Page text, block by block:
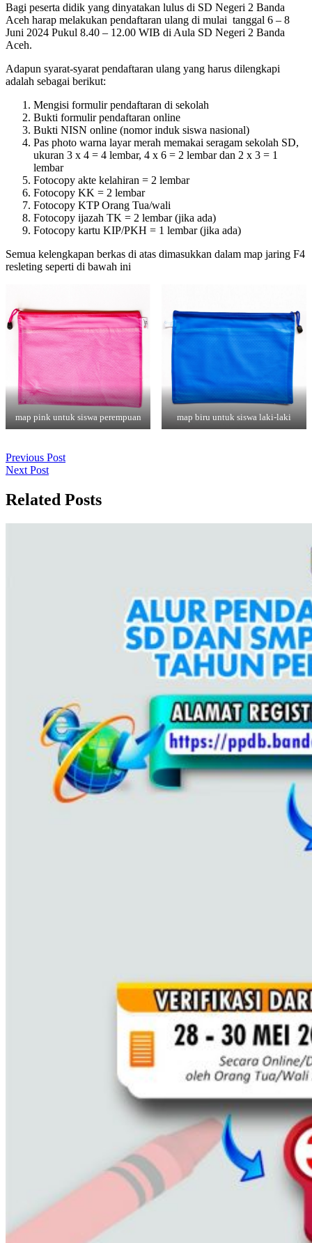
Bagi peserta didik yang dinyatakan lulus di SD Negeri 2 Banda
Aceh harap melakukan pendaftaran ulang di mulai tanggal 6 – 8
Juni 2024 Pukul 8.40 – 12.00 WIB di Aula SD Negeri 2 Banda
Aceh.
Adapun syarat-syarat pendaftaran ulang yang harus dilengkapi
adalah sebagai berikut:
Mengisi formulir pendaftaran di sekolah
Bukti formulir pendaftaran online
Bukti NISN online (nomor induk siswa nasional)
Pas photo warna layar merah memakai seragam sekolah SD,
ukuran 3 x 4 = 4 lembar, 4 x 6 = 2 lembar dan 2 x 3 = 1
lembar
Fotocopy akte kelahiran = 2 lembar
Fotocopy KK = 2 lembar
Fotocopy KTP Orang Tua/wali
Fotocopy ijazah TK = 2 lembar (jika ada)
Fotocopy kartu KIP/PKH = 1 lembar (jika ada)
Semua kelengkapan berkas di atas dimasukkan dalam map jaring F4
resleting seperti di bawah ini
map pink untuk siswa perempuan map biru untuk siswa laki-laki
Navigasi
pos
Previous PostPrevious
Next PostNext
Related Posts